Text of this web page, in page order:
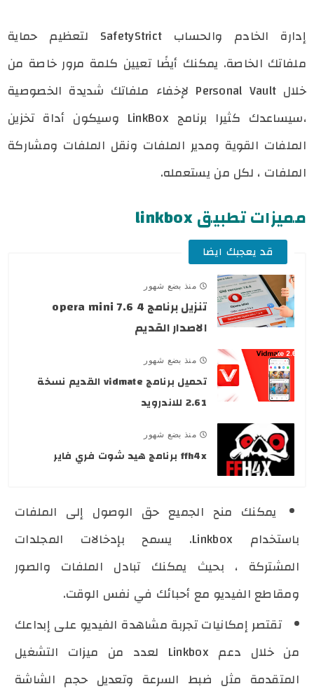
إدارة الخادم والحساب SafetyStrict لتعظيم حماية
ملفاتك الخاصة. يمكنك أيضًا تعيين كلمة مرور خاصة من
خلال Personal Vault لإخفاء ملفاتك شديدة الخصوصية
،سيساعدك كثيرا برنامج LinkBox وسيكون أداة تخزين
الملفات القوية ومدير الملفات ونقل الملفات ومشاركة
الملفات ، لكل من يستعمله.
مميزات تطبيق linkbox
قد يعجبك ايضا
منذ بضع شهور
تنزيل برنامج opera mini 7.6 4
الاصدار القديم
منذ بضع شهور
تحميل برنامج vidmate القديم نسخة
2.61 للاندرويد
منذ بضع شهور
ffh4x برنامج هيد شوت فري فاير
يمكنك منح الجميع حق الوصول إلى الملفات
باستخدام Linkbox. يسمح بإدخالات المجلدات
المشتركة ، بحيث يمكنك تبادل الملفات والصور
ومقاطع الفيديو مع أحبائك في نفس الوقت.
تقتصر إمكانيات تجربة مشاهدة الفيديو على إبداعك
من خلال دعم Linkbox لعدد من ميزات التشغيل
المتقدمة مثل ضبط السرعة وتعديل حجم الشاشة